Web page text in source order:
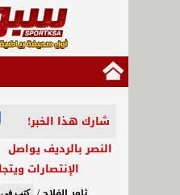
شارك هذا الخبر!
النصر بالرديف يواصل
الإنتصارات
كتب في 17/02/2014 -